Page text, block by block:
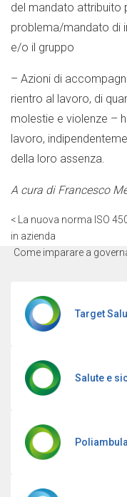
del mandato attribuito
problema/mandato di
e/o il gruppo
– Azioni di
rientro al lavoro, di
molestie e violenze –
lavoro,
della loro assenza.
A cura di Francesco
< La nuova norma ISO
in azienda
Come imparare a
Target
Salute e